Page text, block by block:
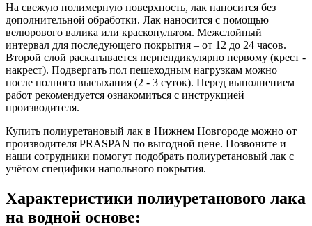
На свежую полимерную поверхность, лак наносится без
дополнительной обработки. Лак наносится с помощью
велюрового валика или краскопультом. Межслойный
интервал для последующего покрытия – от 12 до 24 часов.
Второй слой раскатывается перпендикулярно первому (крест -
накрест). Подвергать пол пешеходным нагрузкам можно
после полного высыхания (2 - 3 суток). Перед выполнением
работ рекомендуется ознакомиться с инструкцией
производителя.
Купить полиуретановый лак в Нижнем Новгороде можно от
производителя PRASPAN по выгодной цене. Позвоните и
наши сотрудники помогут подобрать полиуретановый лак с
учётом специфики напольного покрытия.
Характеристики полиуретанового лака
на водной основе: